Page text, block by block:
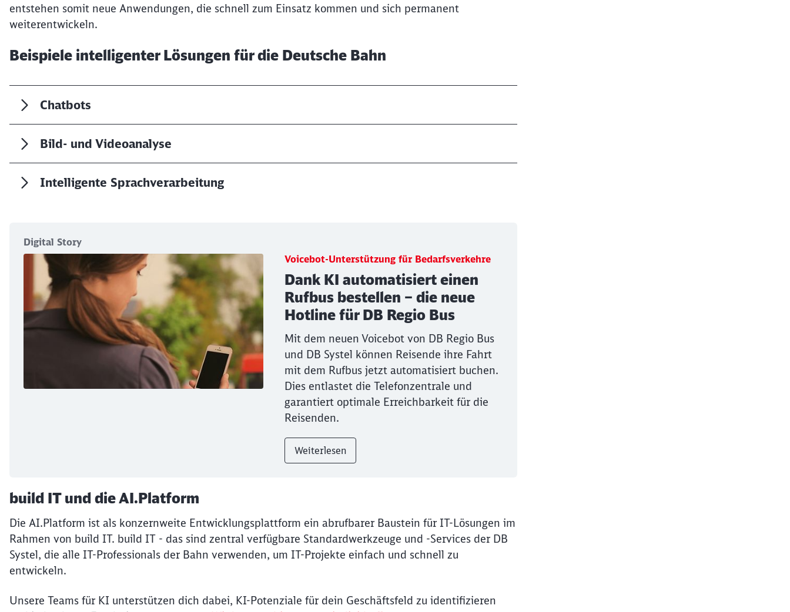
entstehen somit neue Anwendungen, die schnell zum Einsatz kommen und sich permanent
weiterentwickeln.
Beispiele intelligenter Lösungen für die Deutsche Bahn
Chatbots
Bild- und Videoanalyse
Intelligente Sprachverarbeitung
Digital Story
Voicebot-Unterstützung für Bedarfsverkehre
Dank KI automatisiert einen
Rufbus bestellen – die neue
Hotline für DB Regio Bus
Mit dem neuen Voicebot von DB Regio Bus
und DB Systel können Reisende ihre Fahrt
mit dem Rufbus jetzt automatisiert buchen.
Dies entlastet die Telefonzentrale und
garantiert optimale Erreichbarkeit für die
Reisenden.
Weiterlesen
build IT und die AI.Platform
Die AI.Platform ist als konzernweite Entwicklungsplattform ein abrufbarer Baustein für IT-Lösungen im
Rahmen von build IT. build IT - das sind zentral verfügbare Standardwerkzeuge und -Services der DB
Systel, die alle IT-Professionals der Bahn verwenden, um IT-Projekte einfach und schnell zu
entwickeln.
Unsere Teams für KI unterstützen dich dabei, KI-Potenziale für dein Geschäftsfeld zu identifizieren